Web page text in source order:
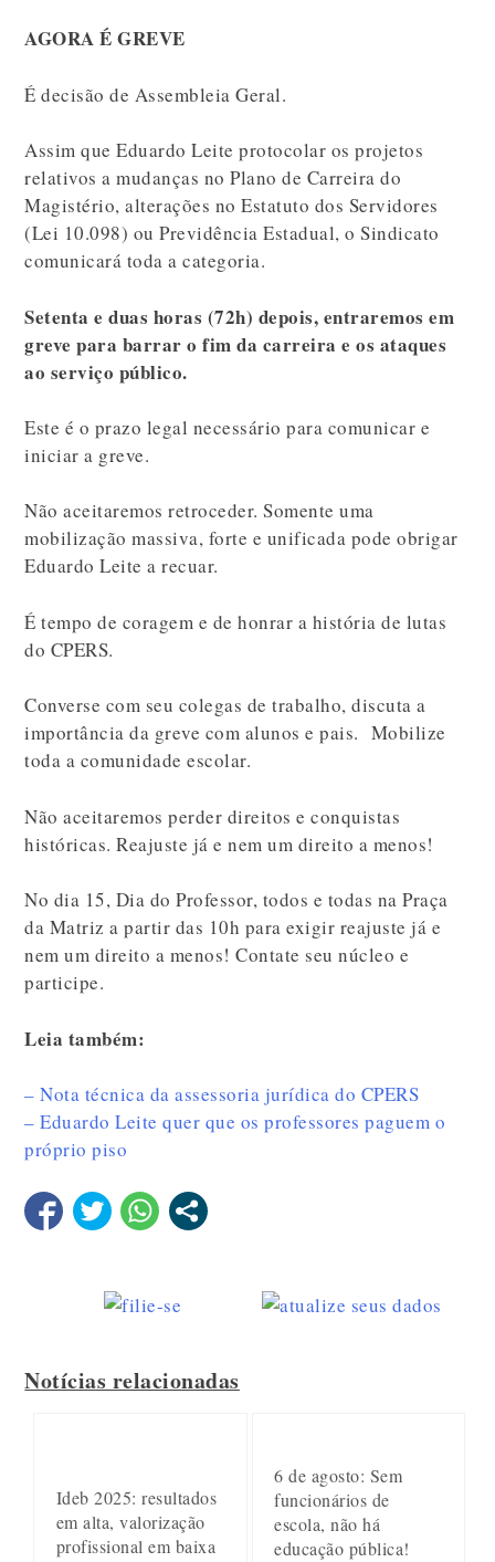
AGORA É GREVE
É decisão de Assembleia Geral.
Assim que Eduardo Leite protocolar os projetos
relativos a mudanças no Plano de Carreira do
Magistério, alterações no Estatuto dos Servidores
(Lei 10.098) ou Previdência Estadual, o Sindicato
comunicará toda a categoria.
Setenta e duas horas (72h) depois, entraremos em
greve para barrar o fim da carreira e os ataques
ao serviço público.
Este é o prazo legal necessário para comunicar e
iniciar a greve.
Não aceitaremos retroceder. Somente uma
mobilização massiva, forte e unificada pode obrigar
Eduardo Leite a recuar.
É tempo de coragem e de honrar a história de lutas
do CPERS.
Converse com seu colegas de trabalho, discuta a
importância da greve com alunos e pais. Mobilize
toda a comunidade escolar.
Não aceitaremos perder direitos e conquistas
históricas. Reajuste já e nem um direito a menos!
No dia 15, Dia do Professor, todos e todas na Praça
da Matriz a partir das 10h para exigir reajuste já e
nem um direito a menos! Contate seu núcleo e
participe.
Leia também:
– Nota técnica da assessoria jurídica do CPERS
– Eduardo Leite quer que os professores paguem o
próprio piso
Notícias relacionadas
Ideb 2025: resultados
em alta, valorização
profissional em baixa
6 de agosto: Sem
funcionários de
escola, não há
educação pública!